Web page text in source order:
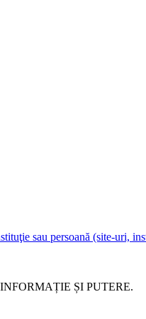
sau persoană (site-uri,
INFORMAȚIE ȘI PUTERE.